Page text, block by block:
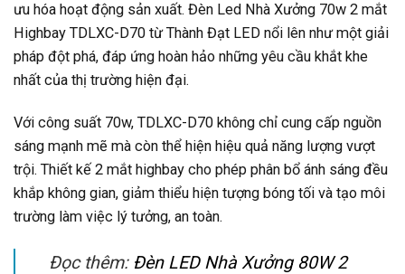
ưu hóa hoạt động sản xuất. Đèn Led Nhà Xưởng 70w 2 mắt
Highbay TDLXC-D70 từ Thành Đạt LED nổi lên như một giải
pháp đột phá, đáp ứng hoàn hảo những yêu cầu khắt khe
nhất của thị trường hiện đại.
Với công suất 70w, TDLXC-D70 không chỉ cung cấp nguồn
sáng mạnh mẽ mà còn thể hiện hiệu quả năng lượng vượt
trội. Thiết kế 2 mắt highbay cho phép phân bổ ánh sáng đều
khắp không gian, giảm thiểu hiện tượng bóng tối và tạo môi
trường làm việc lý tưởng, an toàn.
Đọc thêm: Đèn LED Nhà Xưởng 80W 2